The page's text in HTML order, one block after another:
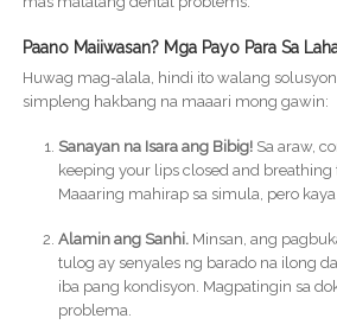
Paano Maiiwasan? Mga Payo Para Sa
Huwag mag-alala, hindi ito walang
simpleng hakbang na maaari mong gawin:
Sanayan na Isara ang Bibig!Sa araw,
keeping your lips closed and breathing
Maaaring mahirap sa simula, pero
Alamin ang Sanhi.Minsan, ang
tulog ay senyales ng barado na ilong
iba pang kondisyon. Magpatingin sa
problema.